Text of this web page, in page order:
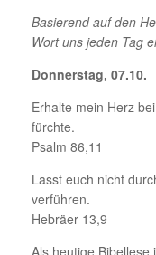
Basierend auf den
Wort uns jeden Tag
Donnerstag, 07.10.
Erhalte mein Herz
fürchte.
Psalm 86,11
Lasst euch nicht
verführen.
Hebräer 13,9